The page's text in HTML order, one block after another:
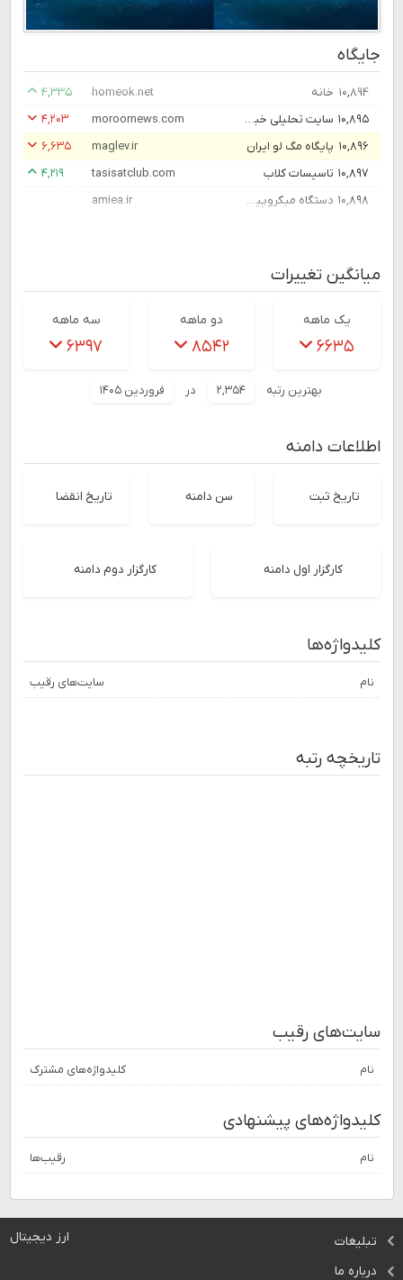
جایگاه
۱۰,۸۹۴ خانه homeok.net
۴,۳۳۵
۱۰,۸۹۵
سایت تحلیلی خبری مرور نیوز Moroor News moroornews.com
۴,۲۰۳
۱۰,۸۹۶ پایگاه مگ لو ایران maglev.ir
۶,۶۳۵
۱۰,۸۹۷ تاسیسات کلاب tasisatclub.com
۴,۲۱۹
۱۰,۸۹۸
دستگاه میکروپیگمنتیشن ، دستگاه تاتو ، آموزش میکروپیگمنتیشن و تاتو آمیا amiea.ir
میانگین تغییرات
یک ماهه
۶۶۳۵
دو ماهه
۸۵۴۲
سه ماهه
۶۳۹۷
بهترین رتبه ۲,۳۵۴ در فروردین ۱۴۰۵
اطلاعات دامنه
تاریخ ثبت سن دامنه تاریخ انقضا
کارگزار اول دامنه کارگزار دوم دامنه
کلیدواژه‌ها
نام سایت‌های رقیب
تاریخچه رتبه
سایت‌های رقیب
نام کلیدواژه‌های مشترک
کلیدواژه‌های پیشنهادی
نام رقیب‌ها
ارز دیجیتال
تبلیغات
درباره ما